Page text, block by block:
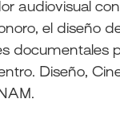
audiovisual
el diseño
documentales
Diseño,